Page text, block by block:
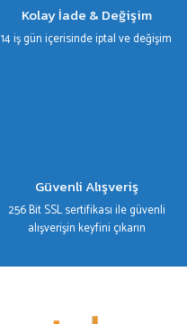
Kolay İade & Değişim
14 iş gün içerisinde iptal ve değişim
Güvenli Alışveriş
256 Bit SSL sertifikası ile güvenli
alışverişin keyfini çıkarın